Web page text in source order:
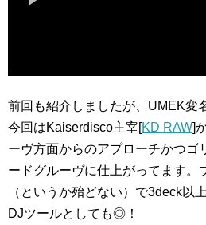
前回も紹介しましたが、UMEK変
今回はKaiserdisco主宰[KD RAW]
ーヴ方面からのアプローチかつゴ
ードグルーヴに仕上がってます。
（というか殆どない）で3deck以
DJツールとしても◎！